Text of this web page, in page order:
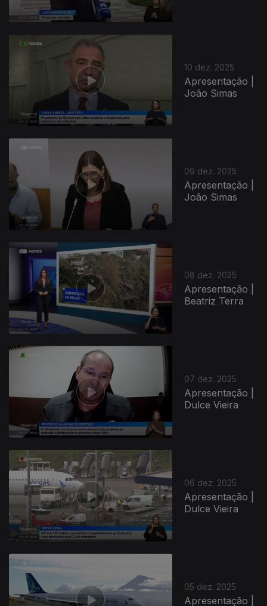
10 dez. 2025
Apresentação |
João Simas
09 dez. 2025
Apresentação |
João Simas
08 dez. 2025
Apresentação |
Beatriz Terra
07 dez. 2025
Apresentação |
Dulce Vieira
06 dez. 2025
Apresentação |
Dulce Vieira
05 dez. 2025
Apresentação |